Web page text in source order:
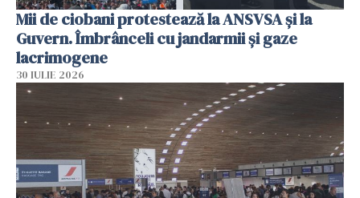
Mii de ciobani protestează la ANSVSA și la
Guvern. Îmbrânceli cu jandarmii și gaze
lacrimogene
30 IULIE 2026